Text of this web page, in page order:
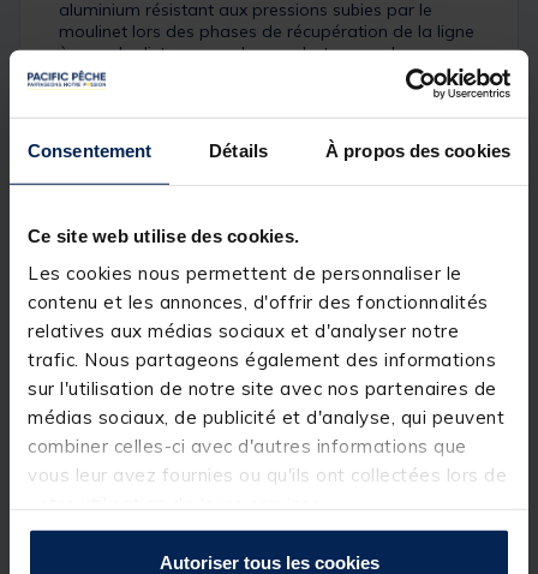
Consentement Détails À propos des cookies
Ce site web utilise des cookies.
Les cookies nous permettent de personnaliser le
contenu et les annonces, d'offrir des fonctionnalités
relatives aux médias sociaux et d'analyser notre
trafic. Nous partageons également des informations
sur l'utilisation de notre site avec nos partenaires de
médias sociaux, de publicité et d'analyse, qui peuvent
combiner celles-ci avec d'autres informations que
vous leur avez fournies ou qu'ils ont collectées lors de
Autoriser tous les cookies
aluminium résistant aux pressions subies par le
moulinet lors des phases de récupération de la ligne
à grande distance ou des combats avec des
poissons comme les carpes et autres tanches.
Pour faciliter le contrôle et le confort en action de
pêche, cette dernière génération est également
équipée de la technologie Airdrive design ; le
précision, le frein QD garantit un réglage précis et
rapide.
Détails
Frein avant rapide type Quick Drag
Roulements : 5 + 1 (dont 1 CRBB)
Bâti en aluminium et rotor en carbone Zaïon V
Bobine aluminium
Enroulement par spires croisées
Manivelle aluminium "OneTouch"